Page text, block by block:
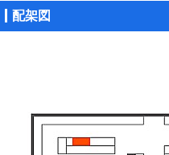
配架図